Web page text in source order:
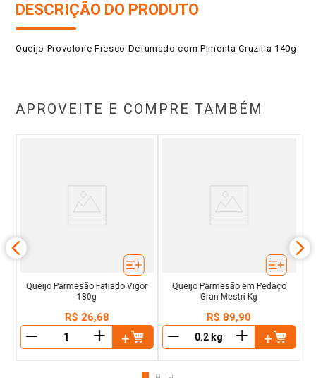
DESCRIÇÃO DO PRODUTO
Queijo Provolone Fresco Defumado com Pimenta Cruzília 140g
APROVEITE E COMPRE TAMBÉM
Queijo Parmesão Fatiado Vigor
180g
R$ 26,68
＋
Queijo Parmesão em Pedaço
Gran Mestri Kg
R$ 89,90
＋